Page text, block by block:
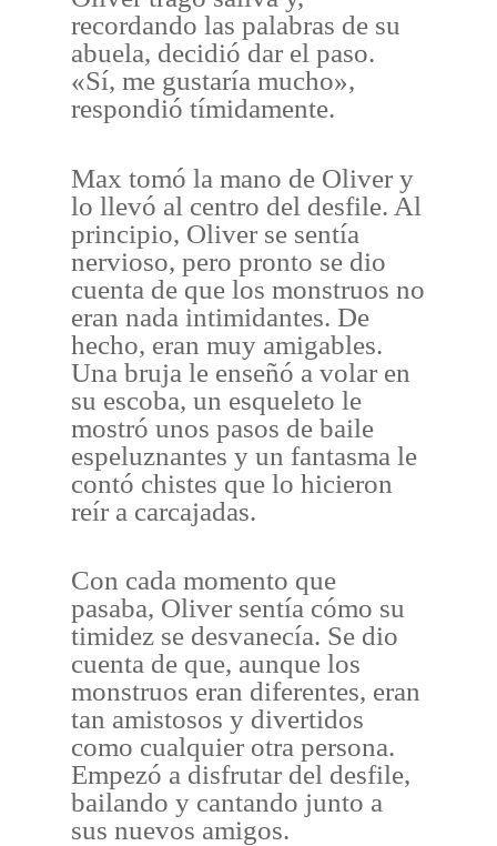
recordando las palabras de su
abuela, decidió dar el paso.
«Sí, me gustaría mucho»,
respondió tímidamente.
Max tomó la mano de Oliver y
lo llevó al centro del desfile. Al
principio, Oliver se sentía
nervioso, pero pronto se dio
cuenta de que los monstruos no
eran nada intimidantes. De
hecho, eran muy amigables.
Una bruja le enseñó a volar en
su escoba, un esqueleto le
mostró unos pasos de baile
espeluznantes y un fantasma le
contó chistes que lo hicieron
reír a carcajadas.
Con cada momento que
pasaba, Oliver sentía cómo su
timidez se desvanecía. Se dio
cuenta de que, aunque los
monstruos eran diferentes, eran
tan amistosos y divertidos
como cualquier otra persona.
Empezó a disfrutar del desfile,
bailando y cantando junto a
sus nuevos amigos.